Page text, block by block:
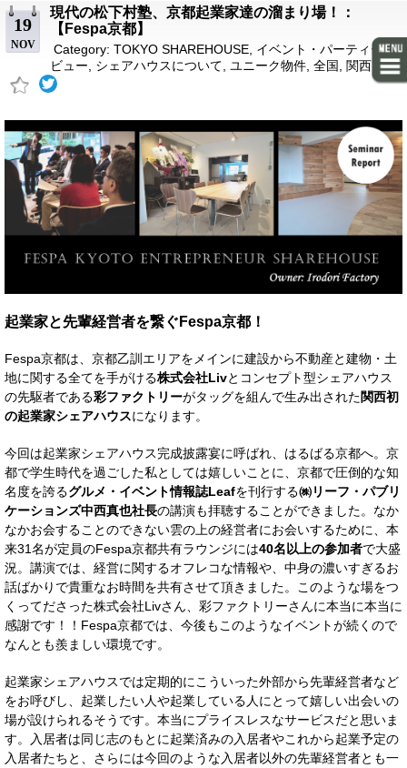
19
NOV
現代の松下村塾、京都起業家達の溜まり場！：
【Fespa京都】
Category: TOKYO SHAREHOUSE イベント・パーティーレ
ビュー
シェアハウスについて ユニーク物件 全国 関西
起業家と先輩経営者を繋ぐFespa京都！
Fespa京都は、京都乙訓エリアをメインに建設から不動産と建物・土
地に関する全てを手がける株式会社Livとコンセプト型シェアハウス
の先駆者である彩ファクトリーがタッグを組んで生み出された関西初
の起業家シェアハウスになります。
今回は起業家シェアハウス完成披露宴に呼ばれ、はるばる京都へ。京
都で学生時代を過ごした私としては嬉しいことに、京都で圧倒的な知
名度を誇るグルメ・イベント情報誌Leafを刊行する㈱リーフ・パブリ
ケーションズ中西真也社長の講演も拝聴することができました。なか
なかお会することのできない雲の上の経営者にお会いするために、本
来31名が定員のFespa京都共有ラウンジには40名以上の参加者で大盛
況。講演では、経営に関するオフレコな情報や、中身の濃いすぎるお
話ばかりで貴重なお時間を共有させて頂きました。このような場をつ
くってださった株式会社Livさん、彩ファクトリーさんに本当に本当に
感謝です！！Fespa京都では、今後もこのようなイベントが続くので
なんとも羨ましい環境です。
起業家シェアハウスでは定期的にこういった外部から先輩経営者など
をお呼びし、起業したい人や起業している人にとって嬉しい出会いの
場が設けられるそうです。本当にプライスレスなサービスだと思いま
す。入居者は同じ志のもとに起業済みの入居者やこれから起業予定の
入居者たちと、さらには今回のような入居者以外の先輩経営者とも一